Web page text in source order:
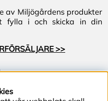
av Miljögårdens produkter
fylla i och skicka in din
>>
oss